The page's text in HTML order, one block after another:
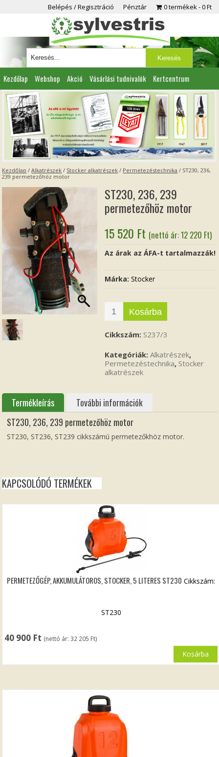
Belépés / Regisztráció Pénztár 0 termékek 0 Ft
Kezdőlap Webshop Akció Vásárlási tudnivalók Kertcentrum
Viszonteladóknak Partnereink Kapcsolat
Kezdőlap /Alkatrészek / Stocker alkatrészek / Permetezéstechnika / ST230, 236,
239 permetezőhöz motor
ST230, 236, 239
permetezőhöz motor
15 520 Ft (nettó ár:12 220 Ft)
Az árak az ÁFA-t tartalmazzák!
Márka:Stocker
Kosárba
Cikkszám: S237/3
Kategóriák:Alkatrészek,
Permetezéstechnika, Stocker
alkatrészek
Termékleírás
További információk
ST230, 236, 239 permetezőhöz motor
ST230, ST236, ST239 cikkszámú permetezőkhöz motor.
KAPCSOLÓDÓ TERMÉKEK
PERMETEZŐGÉP, AKKUMULÁTOROS, STOCKER, 5 LITERES ST230
40 900 Ft (nettó ár:32 205 Ft)
Cikkszám:
ST230
Kosárba